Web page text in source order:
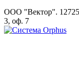
ООО "Вектор".
3, оф. 7